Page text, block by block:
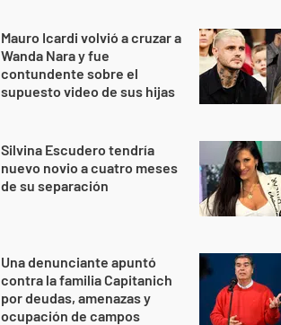
Mauro Icardi volvió a cruzar a
Wanda Nara y fue
contundente sobre el
supuesto video de sus hijas
Silvina Escudero tendría
nuevo novio a cuatro meses
de su separación
Una denunciante apuntó
contra la familia Capitanich
por deudas, amenazas y
ocupación de campos